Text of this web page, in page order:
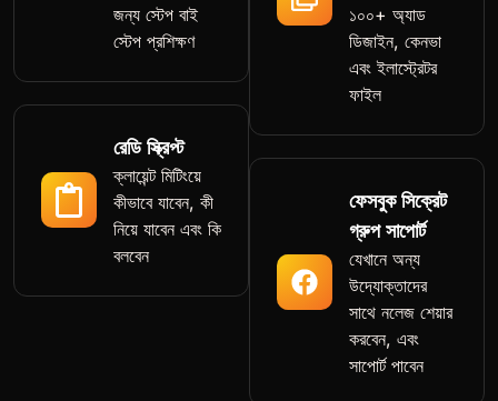
জন্য স্টেপ বাই
স্টেপ প্রশিক্ষণ
রেডি স্ক্রিপ্ট
ক্লায়েন্ট মিটিংয়ে
কীভাবে যাবেন, কী
নিয়ে যাবেন এবং কি
বলবেন
১০০+ অ্যাড
ডিজাইন, কেনভা
এবং ইলাস্ট্রেটর
ফাইল
ফেসবুক সিক্রেট
গ্রুপ সাপোর্ট
যেখানে অন্য
উদ্যোক্তাদের
সাথে নলেজ শেয়ার
করবেন, এবং
সাপোর্ট পাবেন